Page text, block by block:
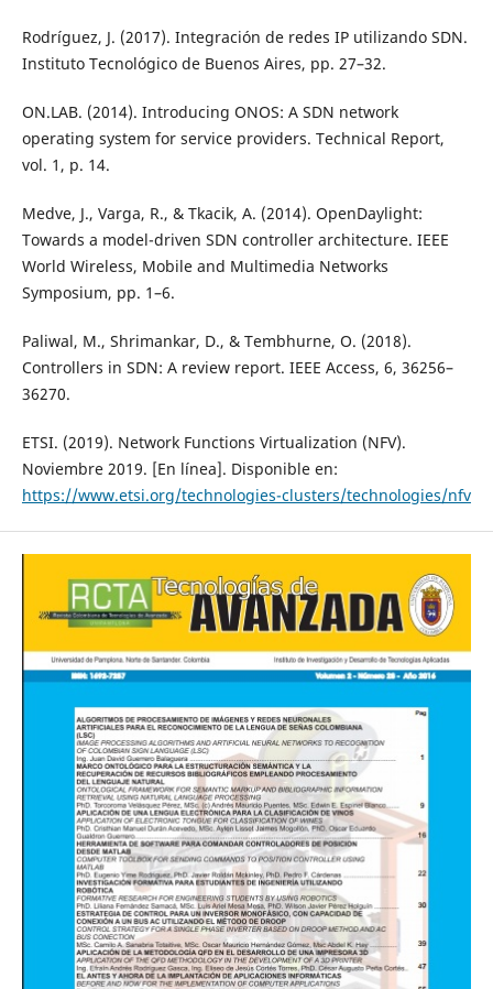
Rodríguez, J. (2017). Integración de redes IP utilizando SDN.
Instituto Tecnológico de Buenos Aires, pp. 27–32.
ON.LAB. (2014). Introducing ONOS: A SDN network
operating system for service providers. Technical Report,
vol. 1, p. 14.
Medve, J., Varga, R., & Tkacik, A. (2014). OpenDaylight:
Towards a model-driven SDN controller architecture. IEEE
World Wireless, Mobile and Multimedia Networks
Symposium, pp. 1–6.
Paliwal, M., Shrimankar, D., & Tembhurne, O. (2018).
Controllers in SDN: A review report. IEEE Access, 6, 36256–
36270.
ETSI. (2019). Network Functions Virtualization (NFV).
Noviembre 2019. [En línea]. Disponible en:
https://www.etsi.org/technologies-clusters/technologies/nfv